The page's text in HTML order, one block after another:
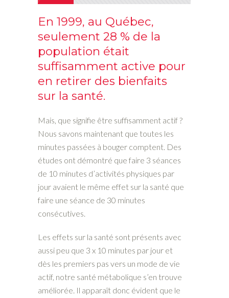
En 1999, au Québec,
seulement 28 % de la
population était
suffisamment active pour
en retirer des bienfaits
sur la santé.
Mais, que signifie être suffisamment actif ?
Nous savons maintenant que toutes les
minutes passées à bouger comptent. Des
études ont démontré que faire 3 séances
de 10 minutes d’activités physiques par
jour avaient le même effet sur la santé que
faire une séance de 30 minutes
consécutives.
Les effets sur la santé sont présents avec
aussi peu que 3 x 10 minutes par jour et
dès les premiers pas vers un mode de vie
actif, notre santé métabolique s’en trouve
améliorée. Il apparaît donc évident que le